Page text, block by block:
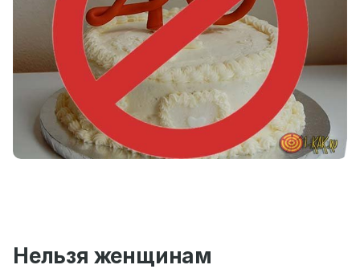
Нельзя женщинам